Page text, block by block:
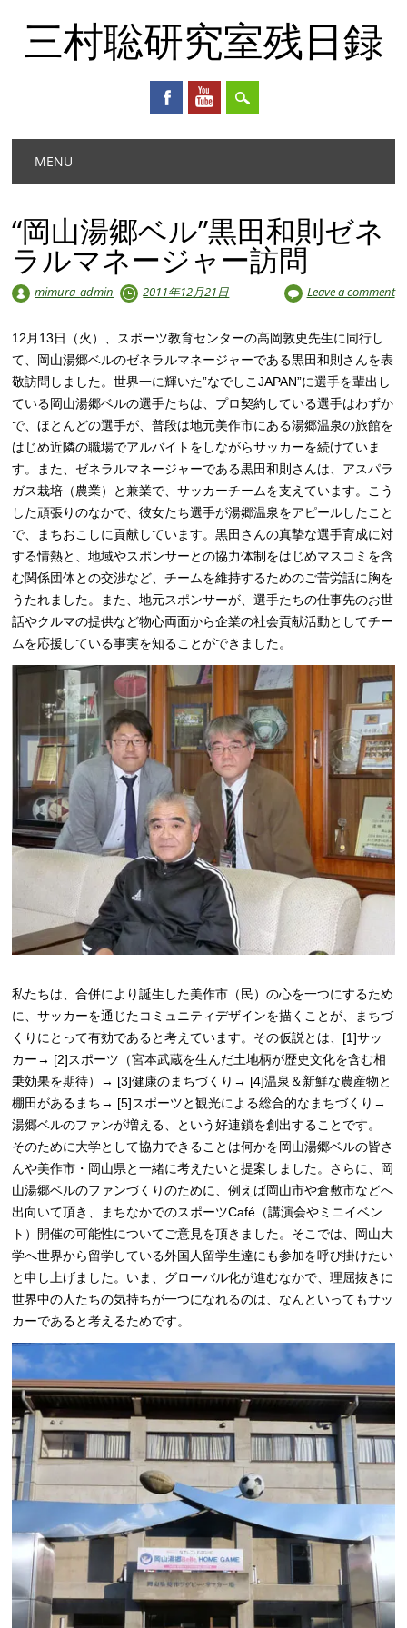
三村聡研究室残日録
Main menu
MENU
“岡山湯郷ベル”黒田和則ゼネ
ラルマネージャー訪問
mimura_admin 2011年12月21日 Leave a comment
12月13日（火）、スポーツ教育センターの高岡敦史先生に同行し
て、岡山湯郷ベルのゼネラルマネージャーである黒田和則さんを表
敬訪問しました。世界一に輝いた”なでしこJAPAN”に選手を輩出し
ている岡山湯郷ベルの選手たちは、プロ契約している選手はわずか
で、ほとんどの選手が、普段は地元美作市にある湯郷温泉の旅館を
はじめ近隣の職場でアルバイトをしながらサッカーを続けていま
す。また、ゼネラルマネージャーである黒田和則さんは、アスパラ
ガス栽培（農業）と兼業で、サッカーチームを支えています。こう
した頑張りのなかで、彼女たち選手が湯郷温泉をアピールしたこと
で、まちおこしに貢献しています。黒田さんの真摯な選手育成に対
する情熱と、地域やスポンサーとの協力体制をはじめマスコミを含
む関係団体との交渉など、チームを維持するためのご苦労話に胸を
うたれました。また、地元スポンサーが、選手たちの仕事先のお世
話やクルマの提供など物心両面から企業の社会貢献活動としてチー
ムを応援している事実を知ることができました。
私たちは、合併により誕生した美作市（民）の心を一つにするため
に、サッカーを通じたコミュニティデザインを描くことが、まちづ
くりにとって有効であると考えています。その仮説とは、[1]サッ
カー→ [2]スポーツ（宮本武蔵を生んだ土地柄が歴史文化を含む相
乗効果を期待）→ [3]健康のまちづくり→ [4]温泉＆新鮮な農産物と
棚田があるまち→ [5]スポーツと観光による総合的なまちづくり→
湯郷ベルのファンが増える、という好連鎖を創出することです。
そのために大学として協力できることは何かを岡山湯郷ベルの皆さ
んや美作市・岡山県と一緒に考えたいと提案しました。さらに、岡
山湯郷ベルのファンづくりのために、例えば岡山市や倉敷市などへ
出向いて頂き、まちなかでのスポーツCafé（講演会やミニイベン
ト）開催の可能性についてご意見を頂きました。そこでは、岡山大
学へ世界から留学している外国人留学生達にも参加を呼び掛けたい
と申し上げました。いま、グローバル化が進むなかで、理屈抜きに
世界中の人たちの気持ちが一つになれるのは、なんといってもサッ
カーであると考えるためです。